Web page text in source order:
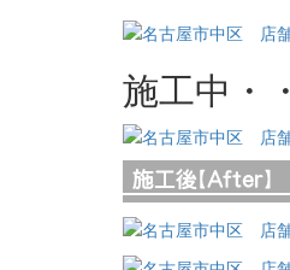
施工中・・